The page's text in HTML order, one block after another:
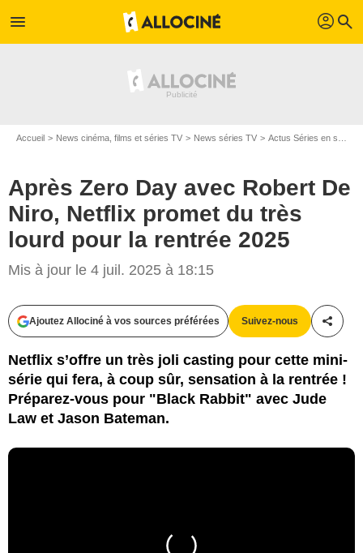
menu profil search
Accueil News cinéma, films et séries TV News séries TV Actus Séries en streaming
Après Zero Day avec Robert De
Niro, Netflix promet du très
lourd pour la rentrée 2025
Mis à jour le 4 juil. 2025 à 18:15
Ajoutez Allociné à vos sources préférées Suivez-nous
Netflix s’offre un très joli casting pour cette mini-
série qui fera, à coup sûr, sensation à la rentrée !
Préparez-vous pour "Black Rabbit" avec Jude
Law et Jason Bateman.